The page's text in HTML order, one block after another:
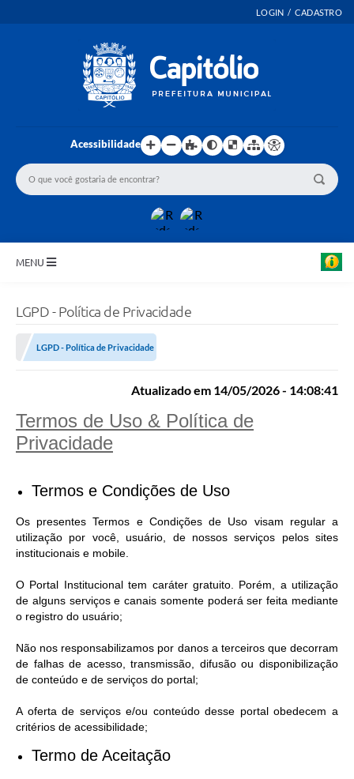
LOGIN / CADASTRO
Acessibilidade
MENU
NORMAS LEGAIS
Transparência
LGPD
Editais
Governança
A Nossa Cidade
A Prefeitura
Secretarias
Obras
FROTAS
Patrimônio Cultural
LGPD - Política de Privacidade
LGPD - Política de Privacidade
Atualizado em 14/05/2026 - 14:08:41
Termos de Uso & Política de
Privacidade
Termos e Condições de Uso
Os presentes Termos e Condições de Uso visam regular a
utilização por você, usuário, de nossos serviços pelos sites
institucionais e mobile.
O Portal Institucional tem caráter gratuito. Porém, a utilização
de alguns serviços e canais somente poderá ser feita mediante
o registro do usuário;
Não nos responsabilizamos por danos a terceiros que decorram
de falhas de acesso, transmissão, difusão ou disponibilização
de conteúdo e de serviços do portal;
A oferta de serviços e/ou conteúdo desse portal obedecem a
critérios de acessibilidade;
Termo de Aceitação